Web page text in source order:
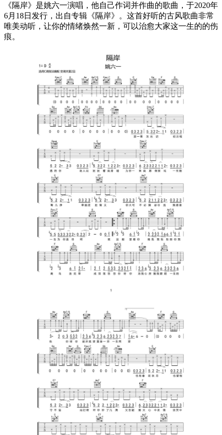
《隔岸》是姚六一演唱，他自己作词并作曲的歌曲，于2020年
6月18日发行，出自专辑《隔岸》。这首好听的古风歌曲非常
唯美动听，让你的情绪焕然一新，可以治愈大家这一生的的伤
痕。